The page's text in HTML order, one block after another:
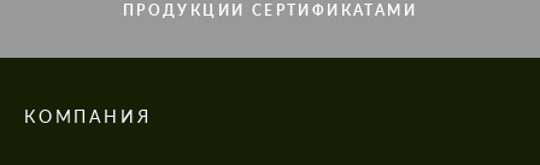
ПРОДУКЦИИ СЕРТИФИКАТАМИ
КОМПАНИЯ